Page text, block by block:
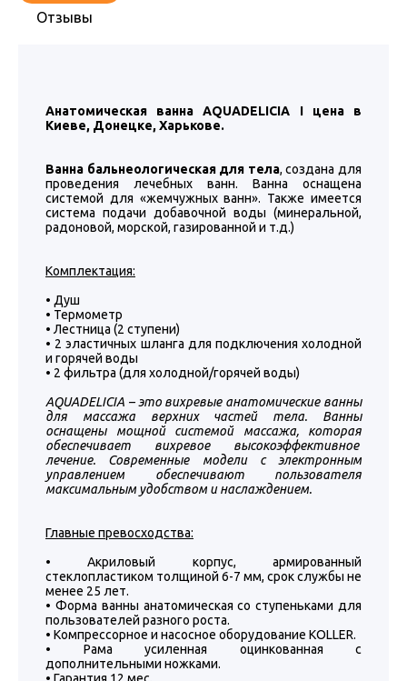
Отзывы
Анатомическая ванна AQUADELICIA I цена в
Киеве, Донецке, Харькове.
Ванна бальнеологическая для тела, создана для
проведения лечебных ванн. Ванна оснащена
системой для «жемчужных ванн». Также имеется
система подачи добавочной воды (минеральной,
радоновой, морской, газированной и т.д.)
Комплектация:
• Душ
• Термометр
• Лестница (2 ступени)
• 2 эластичных шланга для подключения холодной
и горячей воды
• 2 фильтра (для холодной/горячей воды)
AQUADELICIA – это вихревые анатомические ванны
для массажа верхних частей тела. Ванны
оснащены мощной системой массажа, которая
обеспечивает вихревое высокоэффективное
лечение. Современные модели с электронным
управлением обеспечивают пользователя
максимальным удобством и наслаждением.
Главные превосходства:
• Акриловый корпус, армированный
стеклопластиком толщиной 6-7 мм, срок службы не
менее 25 лет.
• Форма ванны анатомическая со ступеньками для
пользователей разного роста.
• Компрессорное и насосное оборудование KOLLER.
• Рама усиленная оцинкованная с
дополнительными ножками.